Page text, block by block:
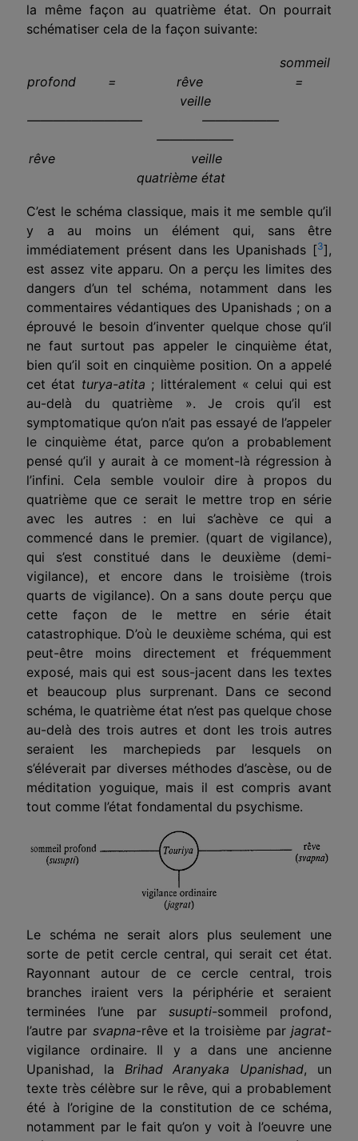
la même façon au quatrième état. On pourrait
schématiser cela de la façon suivante:
sommeil
profond = rêve =
veille
————————— ——————
——————
rêve veille
quatrième état
C’est le schéma classique, mais it me semble qu’il
y a au moins un élément qui, sans être
immédiatement présent dans les Upanishads [3],
est assez vite apparu. On a perçu les limites des
dangers d’un tel schéma, notamment dans les
commentaires védantiques des Upanishads ; on a
éprouvé le besoin d’inventer quelque chose qu’il
ne faut surtout pas appeler le cinquième état,
bien qu’il soit en cinquième position. On a appelé
cet état turya-atita ; littéralement « celui qui est
au-delà du quatrième ». Je crois qu’il est
symptomatique qu’on n’ait pas essayé de l’appeler
le cinquième état, parce qu’on a probablement
pensé qu’il y aurait à ce moment-là régression à
l’infini. Cela semble vouloir dire à propos du
quatrième que ce serait le mettre trop en série
avec les autres : en lui s’achève ce qui a
commencé dans le premier. (quart de vigilance),
qui s’est constitué dans le deuxième (demi-
vigilance), et encore dans le troisième (trois
quarts de vigilance). On a sans doute perçu que
cette façon de le mettre en série était
catastrophique. D’où le deuxième schéma, qui est
peut-être moins directement et fréquemment
exposé, mais qui est sous-jacent dans les textes
et beaucoup plus surprenant. Dans ce second
schéma, le quatrième état n’est pas quelque chose
au-delà des trois autres et dont les trois autres
seraient les marchepieds par lesquels on
s’éléverait par diverses méthodes d’ascèse, ou de
méditation yoguique, mais il est compris avant
tout comme l’état fondamental du psychisme.
Le schéma ne serait alors plus seulement une
sorte de petit cercle central, qui serait cet état.
Rayonnant autour de ce cercle central, trois
branches iraient vers la périphérie et seraient
terminées l’une par susupti-sommeil profond,
l’autre par svapna-rêve et la troisième parjagrat-
vigilance ordinaire. Il y a dans une ancienne
Upanishad, la Brihad Aranyaka Upanishad, un
texte très célèbre sur le rêve, qui a probablement
été à l’origine de la constitution de ce schéma,
notamment par le fait qu’on y voit à l’oeuvre une